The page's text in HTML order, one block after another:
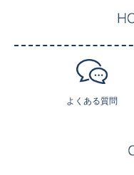
よくある質問